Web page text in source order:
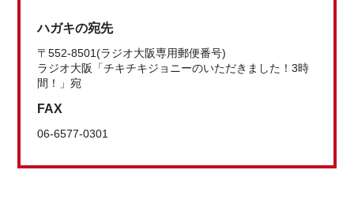
ハガキの宛先
〒552-8501(ラジオ大阪専用郵便番号)
ラジオ大阪「チキチキジョニーのいただきました！3時
間！」宛
FAX
06-6577-0301